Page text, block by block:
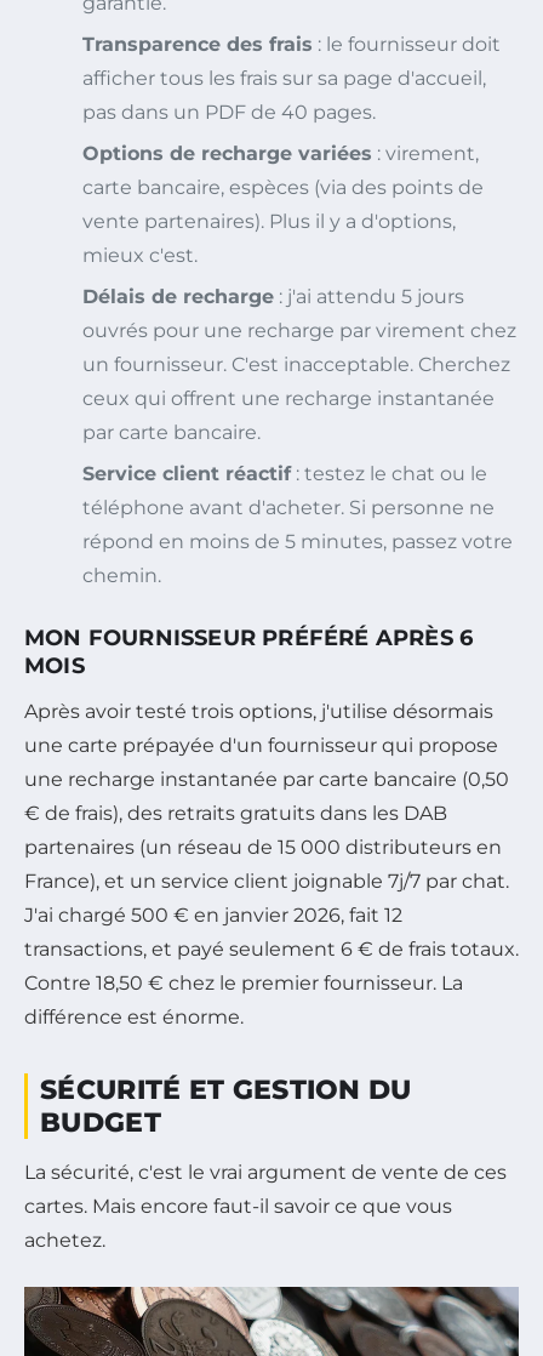
Transparence des frais : le fournisseur doit
afficher tous les frais sur sa page d'accueil,
pas dans un PDF de 40 pages.
Options de recharge variées : virement,
carte bancaire, espèces (via des points de
vente partenaires). Plus il y a d'options,
mieux c'est.
Délais de recharge : j'ai attendu 5 jours
ouvrés pour une recharge par virement chez
un fournisseur. C'est inacceptable. Cherchez
ceux qui offrent une recharge instantanée
par carte bancaire.
Service client réactif: testez le chat ou le
téléphone avant d'acheter. Si personne ne
répond en moins de 5 minutes, passez votre
chemin.
MON FOURNISSEUR PRÉFÉRÉ APRÈS 6
MOIS
Après avoir testé trois options, j'utilise désormais
une carte prépayée d'un fournisseur qui propose
une recharge instantanée par carte bancaire (0,50
€ de frais), des retraits gratuits dans les DAB
partenaires (un réseau de 15 000 distributeurs en
France), et un service client joignable 7j/7 par chat.
J'ai chargé 500 € en janvier 2026, fait 12
transactions, et payé seulement 6 € de frais totaux.
Contre 18,50 € chez le premier fournisseur. La
différence est énorme.
SÉCURITÉ ET GESTION DU
BUDGET
La sécurité, c'est le vrai argument de vente de ces
cartes. Mais encore faut-il savoir ce que vous
achetez.